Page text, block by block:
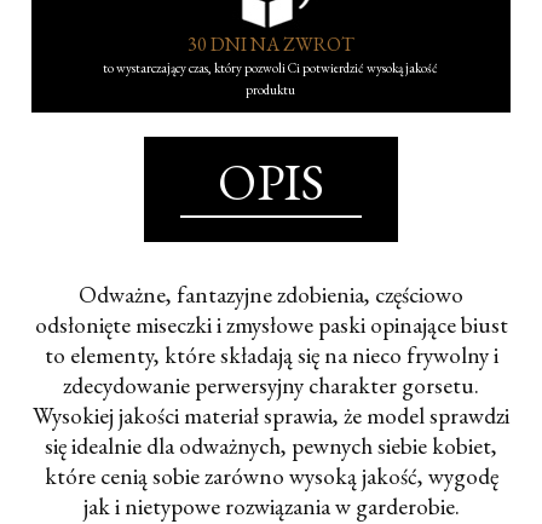
30 DNI NA ZWROT
to wystarczający czas, który pozwoli Ci potwierdzić wysoką jakość
produktu
OPIS
Odważne, fantazyjne zdobienia, częściowo
odsłonięte miseczki i zmysłowe paski opinające biust
to elementy, które składają się na nieco frywolny i
zdecydowanie perwersyjny charakter gorsetu.
Wysokiej jakości materiał sprawia, że model sprawdzi
się idealnie dla odważnych, pewnych siebie kobiet,
które cenią sobie zarówno wysoką jakość, wygodę
jak i nietypowe rozwiązania w garderobie.